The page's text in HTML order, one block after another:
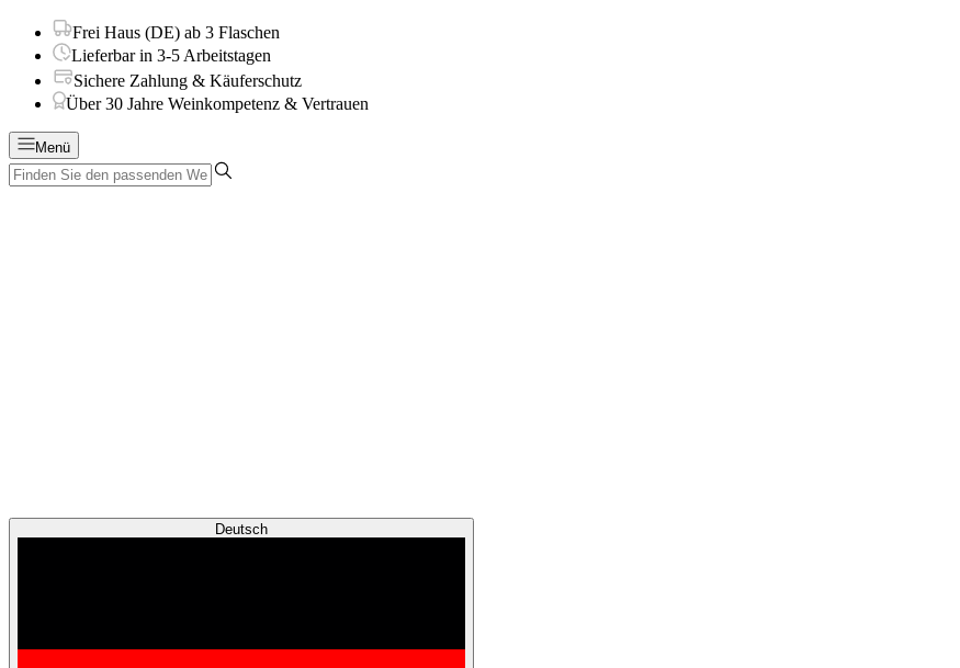
Frei Haus (DE) ab 3 Flaschen
Lieferbar in 3-5 Arbeitstagen
Sichere Zahlung & Käuferschutz
Über 30 Jahre Weinkompetenz & Vertrauen
Menü
Deutsch